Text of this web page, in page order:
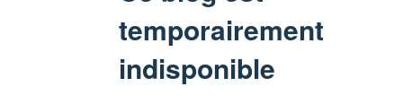
temporairement
indisponible